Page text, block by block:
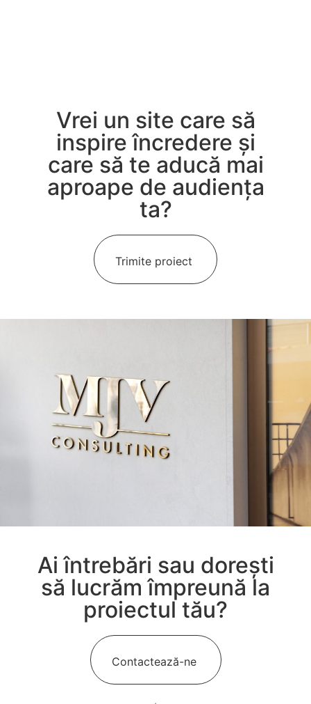
Vrei un site care să
inspire încredere și
care să te aducă mai
aproape de audiența
ta?
Trimite proiect
Ai întrebări sau dorești
să lucrăm împreună la
proiectul tău?
Contactează-ne